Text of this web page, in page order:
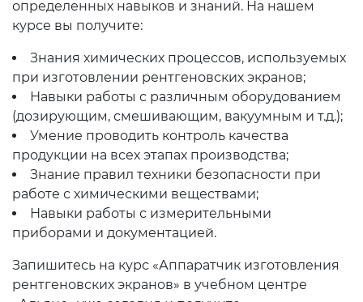
определенных навыков и знаний. На нашем
курсе вы получите:
Знания химических процессов, используемых
при изготовлении рентгеновских экранов;
Навыки работы с различным оборудованием
(дозирующим, смешивающим, вакуумным и т.д.);
Умение проводить контроль качества
продукции на всех этапах производства;
Знание правил техники безопасности при
работе с химическими веществами;
Навыки работы с измерительными
приборами и документацией.
Запишитесь на курс «Аппаратчик изготовления
рентгеновских экранов» в учебном центре